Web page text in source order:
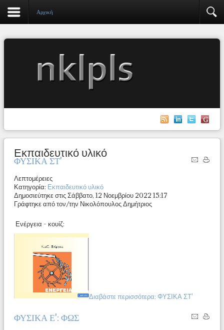
Αρχική
Εκπαιδευτικό υλικό
ΦΥΣΙΚΑ ΣΤ'
Λεπτομέρειες
Κατηγορία: Εκπαιδευτικό υλικό
Δημοσιεύτηκε στις Σάββατο, 12 Νοεμβρίου 2022 15:17
Γράφτηκε από τον/την Νικολόπουλος Δημήτριος
Ενέργεια - κουίζ:
Διαβάστε περισσότερα: ΦΥΣΙΚΑ ΣΤ'
ΦΥΣΙΚΑ Ε': ΦΩΣ